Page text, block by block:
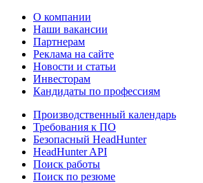
О компании
Наши вакансии
Партнерам
Реклама на сайте
Новости и статьи
Инвесторам
Кандидаты по профессиям
Производственный календарь
Требования к ПО
Безопасный HeadHunter
HeadHunter API
Поиск работы
Поиск по резюме